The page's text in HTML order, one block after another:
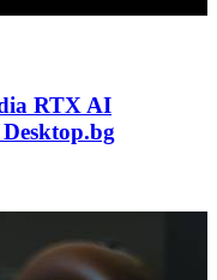
RTX AI